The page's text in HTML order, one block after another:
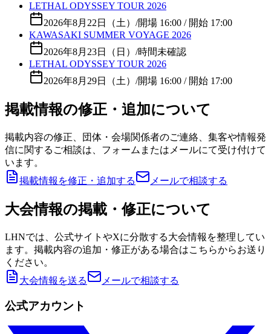
LETHAL ODYSSEY TOUR 2026
2026年8月22日（土） /開場 16:00 / 開始 17:00
KAWASAKI SUMMER VOYAGE 2026
2026年8月23日（日） /時間未確認
LETHAL ODYSSEY TOUR 2026
2026年8月29日（土） /開場 16:00 / 開始 17:00
掲載情報の修正・追加について
掲載内容の修正、団体・会場関係者のご連絡、集客や情報発
信に関するご相談は、フォームまたはメールにて受け付けて
います。
掲載情報を修正・追加する
メールで相談する
大会情報の掲載・修正について
LHNでは、公式サイトやXに分散する大会情報を整理してい
ます。掲載内容の追加・修正がある場合はこちらからお送り
ください。
大会情報を送る
メールで相談する
公式アカウント